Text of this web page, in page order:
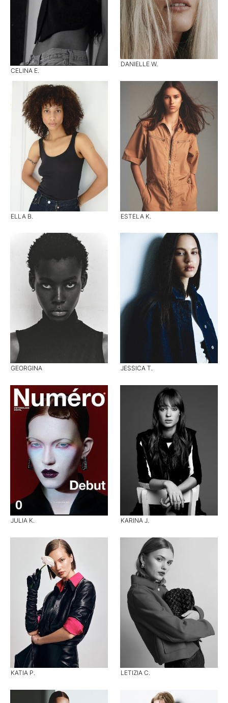
CELINA E.
DANIELLE W.
ELLA B. ESTELA K.
GEORGINA JESSICA T.
JULIA K. KARINA J.
KATIA P. LETIZIA C.